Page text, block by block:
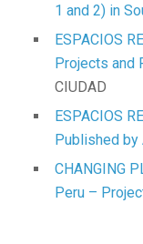
1 and 2) in
ESPACIOS
Projects and
CIUDAD
ESPACIOS
Published by
CHANGING
Peru –